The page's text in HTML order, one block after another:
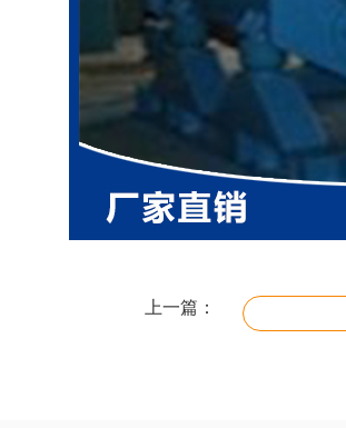
上一篇：